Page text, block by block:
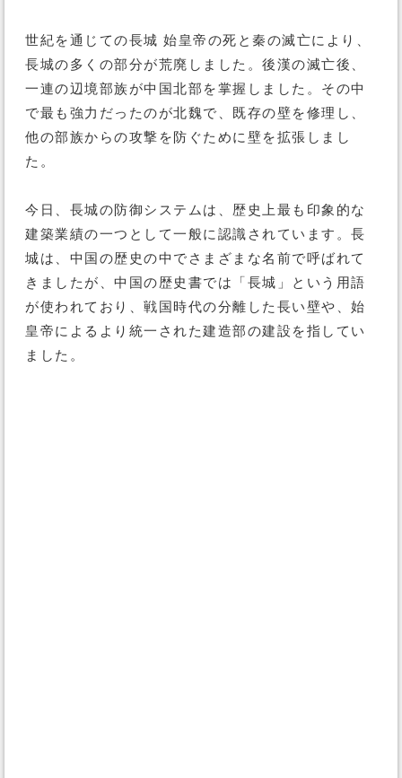
世紀を通じての長城 始皇帝の死と秦の滅亡により、
長城の多くの部分が荒廃しました。後漢の滅亡後、
一連の辺境部族が中国北部を掌握しました。その中
で最も強力だったのが北魏で、既存の壁を修理し、
他の部族からの攻撃を防ぐために壁を拡張しまし
た。
今日、長城の防御システムは、歴史上最も印象的な
建築業績の一つとして一般に認識されています。長
城は、中国の歴史の中でさまざまな名前で呼ばれて
きましたが、中国の歴史書では「長城」という用語
が使われており、戦国時代の分離した長い壁や、始
皇帝によるより統一された建造部の建設を指してい
ました。